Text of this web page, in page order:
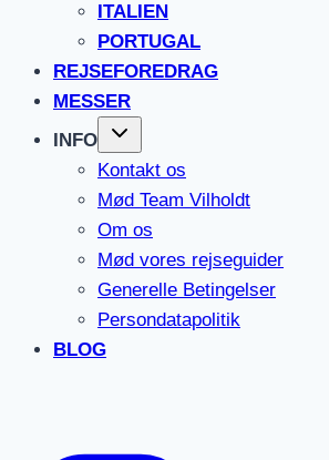
ITALIEN
PORTUGAL
REJSEFOREDRAG
MESSER
INFO
Kontakt os
Mød Team Vilholdt
Om os
Mød vores rejseguider
Generelle Betingelser
Persondatapolitik
BLOG